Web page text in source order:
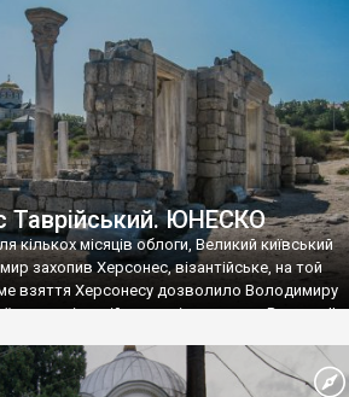
доби. Раритети викрадені з фондів об’єкту
ЮНЕСКО «Херсонеса Таврійського».
«Золото Візантії», але експерти та
вважають це лише […]
Таврійський. ЮНЕСКО
кількох місяців облоги, Великий київський
захопив Херсонес, візантійське, на той
взяття Херсонесу дозволило Володимиру
умови візантійському імператору Василю ІІ,
язичник, став Василем-
А потім було Хрещення Русі. На честь